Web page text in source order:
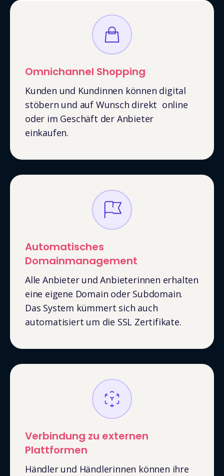
Omnichannel Shopping
Kunden und Kundinnen können digital
stöbern und auf Wunsch direkt online
oder im Geschäft der Anbieter
einkaufen.
Automatisches
Domainmanagement
Alle Anbieter und Anbieterinnen erhalten
eine eigene Domain oder Subdomain.
Das System kümmert sich auch
automatisiert um die SSL Zertifikate.
Verbindung zu externen
Plattformen
Händler und Händlerinnen können ihre